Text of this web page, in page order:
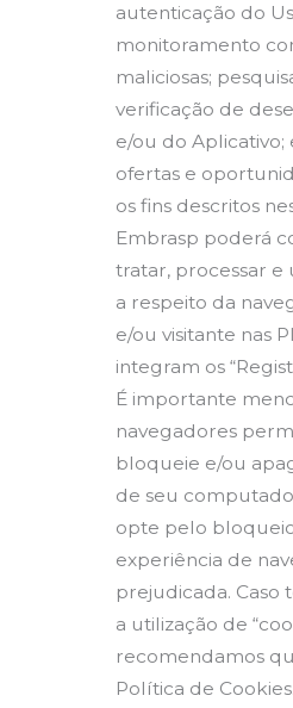
autenticação do
monitoramento
maliciosas;
verificação de
e/ou do Aplicativo;
ofertas e
os fins descritos
Embrasp poderá
tratar, processar e
a respeito da
e/ou visitante nas
integram os
É importante
navegadores
bloqueie e/ou
de seu
opte pelo
experiência de
prejudicada. Caso
a utilização de
recomendamos
Política de Cookies.